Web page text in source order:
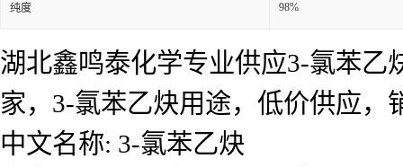
纯度 98%
湖北鑫鸣泰化学专业供应3-氯苯乙
家，3-氯苯乙炔用途，低价供应
中文名称: 3-氯苯乙炔